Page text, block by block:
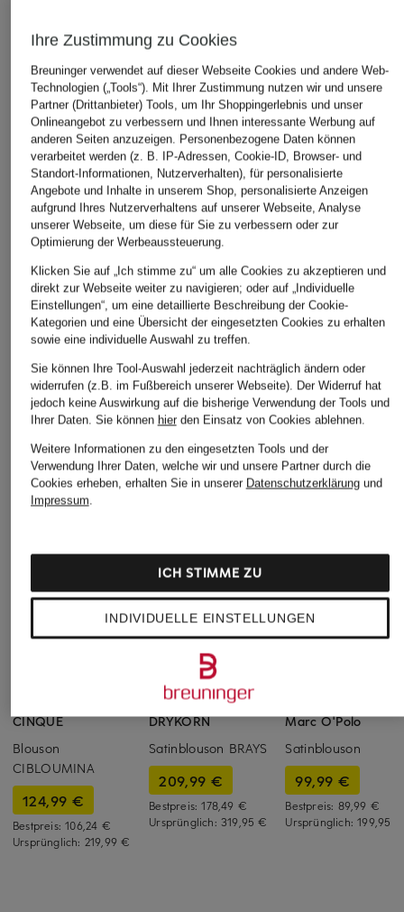
Bestpreis:67,99 €
Bestpreis:178,49 €
ÄHNLICHE ARTIKEL ENTDECKEN
CINQUE
Blouson
CIBLOUMINA
124,99 €
Bestpreis:106,24 €
Ursprünglich: 219,99 €
+Aktionsrabatt
DRYKORN
Satinblouson BRAYS
209,99 €
Bestpreis:178,49 €
Ursprünglich: 319,95 €
Marc O'Polo
Satinblouson
99,99 €
Bestpreis: 89,99 €
Ursprünglich:199,95 €
Ihre Zustimmung zu Cookies
Breuninger verwendet auf dieser Webseite Cookies und andere Web-
Technologien („Tools“). Mit Ihrer Zustimmung nutzen wir und unsere
Partner (Drittanbieter) Tools, um Ihr Shoppingerlebnis und unser
Onlineangebot zu verbessern und Ihnen interessante Werbung auf
anderen Seiten anzuzeigen. Personenbezogene Daten können
verarbeitet werden (z. B. IP-Adressen, Cookie-ID, Browser- und
Standort-Informationen, Nutzerverhalten), für personalisierte
Angebote und Inhalte in unserem Shop, personalisierte Anzeigen
aufgrund Ihres Nutzerverhaltens auf unserer Webseite, Analyse
unserer Webseite, um diese für Sie zu verbessern oder zur
Optimierung der Werbeaussteuerung.
Klicken Sie auf „Ich stimme zu“ um alle Cookies zu akzeptieren und
direkt zur Webseite weiter zu navigieren; oder auf „Individuelle
Einstellungen“, um eine detaillierte Beschreibung der Cookie-
Kategorien und eine Übersicht der eingesetzten Cookies zu erhalten
sowie eine individuelle Auswahl zu treffen.
Sie können Ihre Tool-Auswahl jederzeit nachträglich ändern oder
widerrufen (z.B. im Fußbereich unserer Webseite). Der Widerruf hat
jedoch keine Auswirkung auf die bisherige Verwendung der Tools und
Ihrer Daten. Sie können hierden Einsatz von Cookies ablehnen.
Weitere Informationen zu den eingesetzten Tools und der
Verwendung Ihrer Daten, welche wir und unsere Partner durch die
Cookies erheben, erhalten Sie in unserer Datenschutzerklärungund
Impressum.
INDIVIDUELLE EINSTELLUNGEN
ICH STIMME ZU